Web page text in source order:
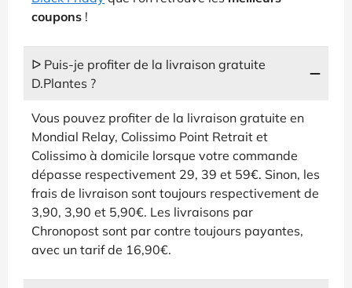
coupons !
ᐅ Puis-je profiter de la livraison gratuite
D.Plantes ?
Vous pouvez profiter de la livraison gratuite en
Mondial Relay, Colissimo Point Retrait et
Colissimo à domicile lorsque votre commande
dépasse respectivement 29, 39 et 59€. Sinon, les
frais de livraison sont toujours respectivement de
3,90, 3,90 et 5,90€. Les livraisons par
Chronopost sont par contre toujours payantes,
avec un tarif de 16,90€.